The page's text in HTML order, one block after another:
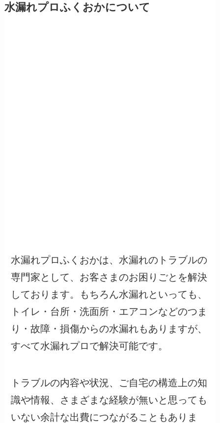
水漏れプロふくおかについて
水漏れプロふくおかは、水漏れのトラブルの
専門家として、お客さまのお困りごとを解決
しております。もちろん水漏れといっても、
トイレ・台所・洗面所・エアコンなどのつま
り・故障・損傷からの水漏れもありますが、
すべて水漏れプロで解決可能です。
トラブルの内容や状況、ご自宅の構造上の知
識や情報、さまざまな経験が無いと思っても
いない余計な出費につながることもありま